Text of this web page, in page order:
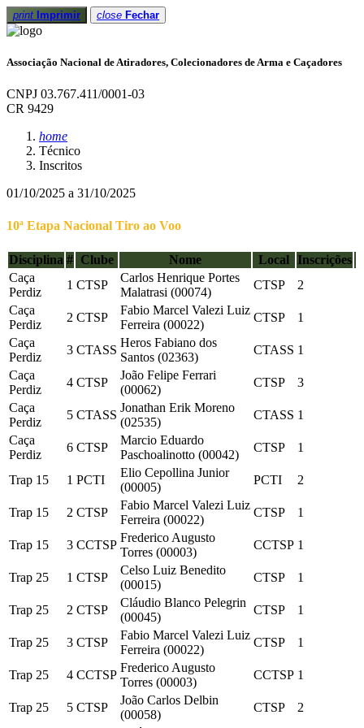
print Imprimir close Fechar
Associação Nacional de Atiradores, Colecionadores de Arma e Caçadores
CNPJ 03.767.411/0001-03
CR 9429
home
Técnico
Inscritos
01/10/2025 a 31/10/2025
10ª Etapa Nacional Tiro ao Voo
Disciplina # Clube Nome Local
Inscrições
Caça
Perdiz
1 CTSP
Carlos Henrique Portes
Malatrasi (00074)
CTSP
2
Caça
Perdiz
2 CTSP
Fabio Marcel Valezi Luiz
Ferreira (00022)
CTSP
1
Caça
Perdiz
3 CTASS
Heros Fabiano dos
Santos (02363)
CTASS 1
Caça
Perdiz
4 CTSP
João Felipe Ferrari
(00062)
CTSP
3
Caça
Perdiz
5 CTASS
Jonathan Erik Moreno
(02535)
CTASS 1
Caça
Perdiz
6 CTSP
Marcio Eduardo
Paschoalinotto (00042)
CTSP 1
Trap 15 1 PCTI
Elio Cepollina Junior
(00005)
PCTI 2
Trap 15 2 CTSP
Fabio Marcel Valezi Luiz
Ferreira (00022)
CTSP 1
Trap 15 3 CCTSP
Frederico Augusto
Torres (00003)
CCTSP 1
Trap 25 1 CTSP
Celso Luiz Benedito
(00015)
CTSP 1
Trap 25 2 CTSP
Cláudio Blanco Pelegrin
(00045)
CTSP 1
Trap 25 3 CTSP
Fabio Marcel Valezi Luiz
Ferreira (00022)
CTSP 1
Trap 25 4 CCTSP
Frederico Augusto
Torres (00003)
CCTSP 1
Trap 25 5 CTSP
João Carlos Delbin
(00058)
CTSP
2